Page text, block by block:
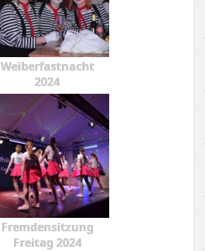
Weiberfastnacht
2024
Fremdensitzung
Freitag 2024